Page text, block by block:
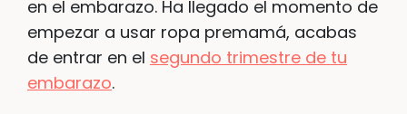
en el embarazo. Ha llegado el momento de
empezar a usar ropa premamá, acabas
de entrar en el segundo trimestre de tu
embarazo.